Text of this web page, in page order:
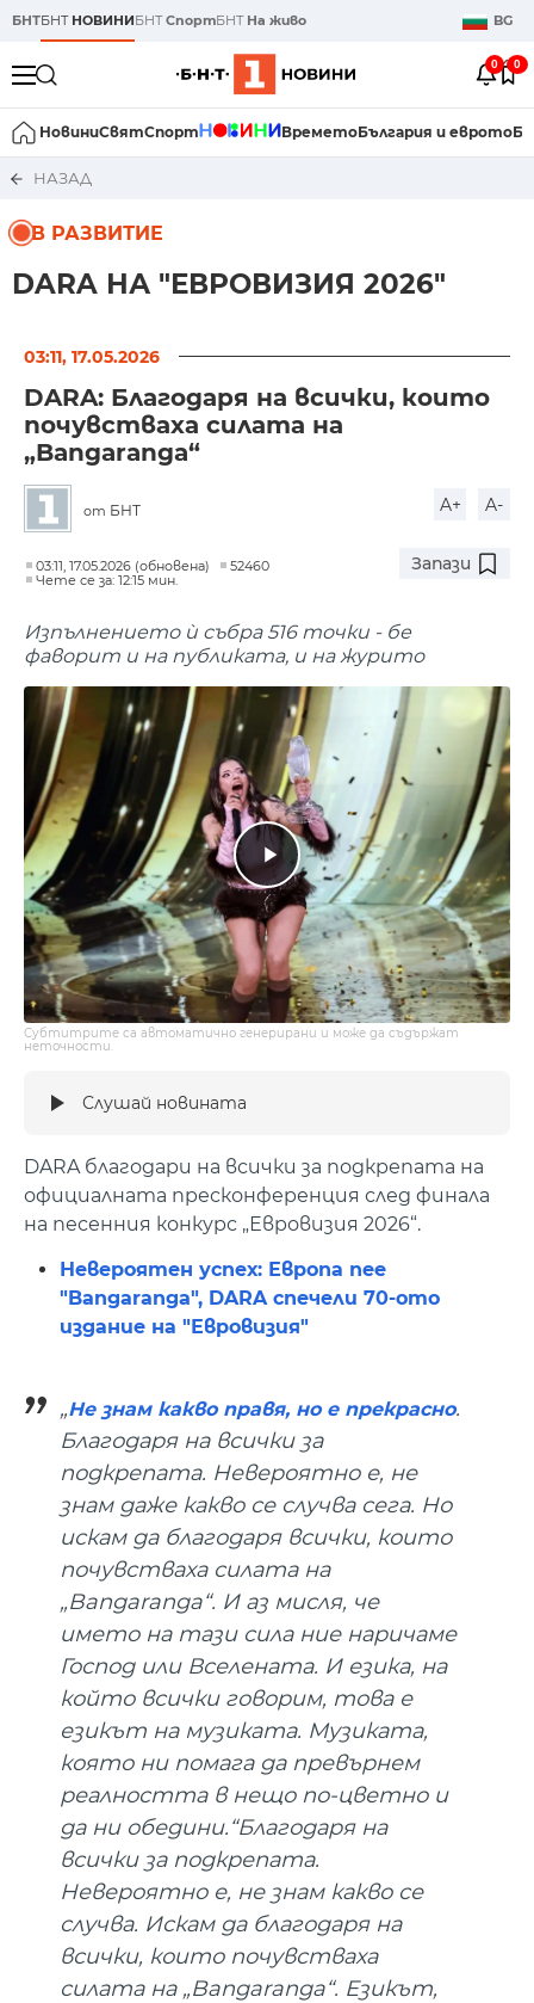
БНТБНТ НОВИНИБНТСпортБНТ На живо BG
0 0
НовиниСвятСпорт ВреметоБългария и еврото
НАЗАД
В РАЗВИТИЕ
DARA НА "ЕВРОВИЗИЯ 2026"
03:11, 17.05.2026
DARA: Благодаря на всички, които
почувстваха силата на
„Bangaranga“
от БНТ A+ A-
03:11, 17.05.2026 (обновена)
52460
Чете се за: 12:15 мин.
Запази
Изпълнението ѝ събра 516 точки - бе
фаворит и на публиката, и на журито
Субтитрите са автоматично генерирани и може да съдържат
неточности.
Слушай новината
DARA благодари на всички за подкрепата на
официалната пресконференция след финала
на песенния конкурс „Евровизия 2026“.
Невероятен успех: Европа пее
"Bangaranga", DARA спечели 70-ото
издание на "Евровизия"
„Не знам какво правя, но е прекрасно.
Благодаря на всички за
подкрепата. Невероятно е, не
знам даже какво се случва сега. Но
искам да благодаря всички, които
почувстваха силата на
„Bangaranga“. И аз мисля, че
името на тази сила ние наричаме
Господ или Вселената. И езика, на
който всички говорим, това е
езикът на музиката. Музиката,
която ни помага да превърнем
реалността в нещо по-цветно и
да ни обедини.“Благодаря на
всички за подкрепата.
Невероятно е, не знам какво се
случва. Искам да благодаря на
всички, които почувстваха
силата на „Bangaranga“. Езикът,